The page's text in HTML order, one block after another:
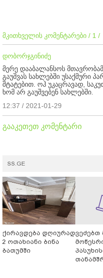
მკითხველის კომენტარები / 1 /
დობორჯგინიძე
მერე დააბალანსოს მთავრობამ
გაუშვას სახლებში უსაქმური
შტატებით. ოჰ უკაცრავად,
ხომ არ გაუშვებენ სახლებში.
12:37 / 2021-01-29
გააკეთეთ კომენტარი
SS.GE
ქირავდება დღიურად
2 ოთახიანი ბინა
ბათუმში
ვეძებთ